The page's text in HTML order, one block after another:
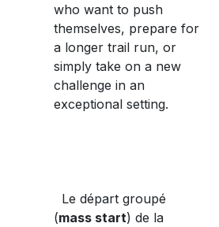
who want to push
themselves, prepare for
a longer trail run, or
simply take on a new
challenge in an
exceptional setting.
Le départ groupé
(mass start) de la